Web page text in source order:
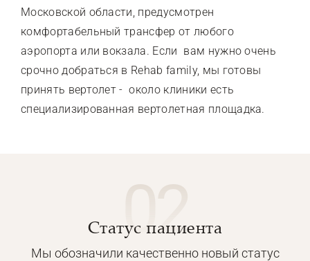
Московской области, предусмотрен
комфортабельный трансфер от любого
аэропорта или вокзала. Если вам нужно очень
срочно добраться в Rehab family, мы готовы
принять вертолет - около клиники есть
специализированная вертолетная площадка.
Статус пациента
Мы обозначили качественно новый статус
02